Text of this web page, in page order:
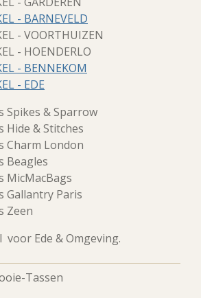
- BARNEVELD
- VOORTHUIZEN
- HOENDERLO
- BENNEKOM
- EDE
Spikes & Sparrow
Hide & Stitches
Charm London
Beagles
MicMacBags
Gallantry Paris
Zeen
voor Ede & Omgeving.
Tassen